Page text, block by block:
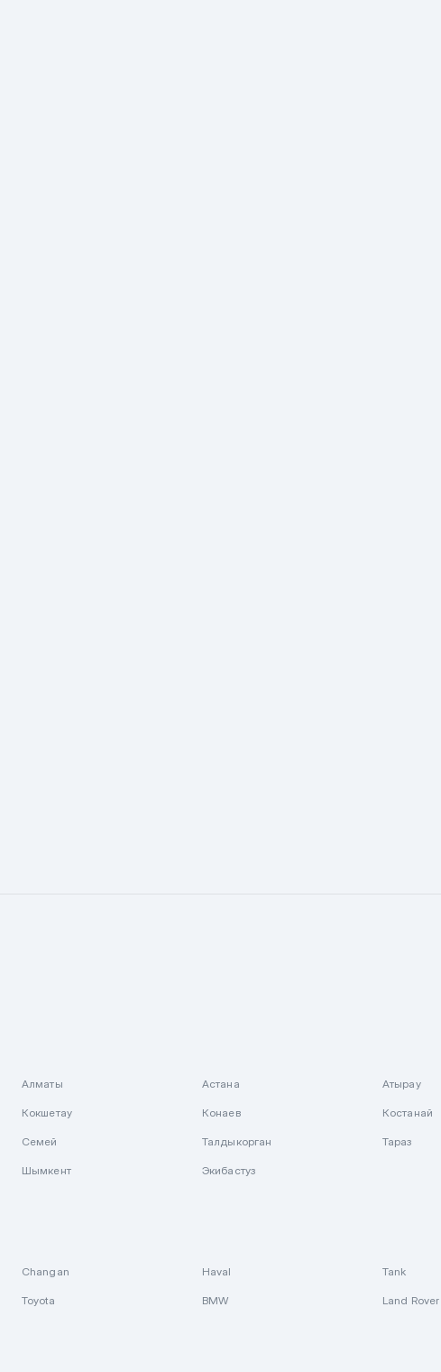
Алматы Астана Атырау
Кокшетау Конаев Костанай
Семей Талдыкорган Тараз
Шымкент Экибастуз
Changan Haval Tank
Toyota BMW Land Rover